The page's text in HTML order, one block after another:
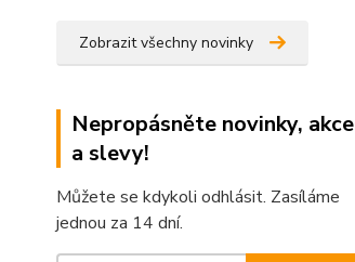
Zobrazit všechny novinky
Nepropásněte novinky, akce
a slevy!
Můžete se kdykoli odhlásit. Zasíláme
jednou za 14 dní.